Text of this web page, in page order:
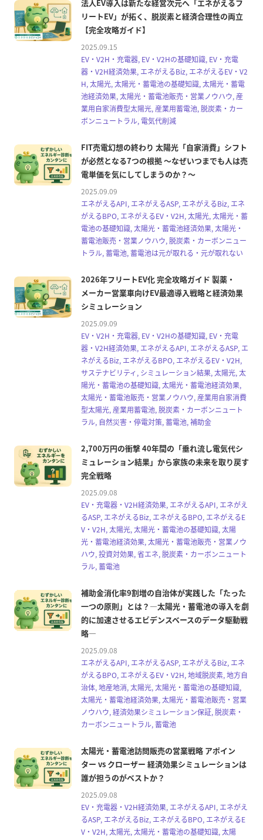
法人EV導入は新たな経営次元へ「エネがえるフ
リートEV」が拓く、脱炭素と経済合理性の両立
【完全攻略ガイド】
2025.09.15
EV・V2H・充電器, EV・V2Hの基礎知識, EV・充電
器・V2H経済効果, エネがえるBiz, エネがえるEV・V2
H, 太陽光, 太陽光・蓄電池の基礎知識, 太陽光・蓄電
池経済効果, 太陽光・蓄電池販売・営業ノウハウ, 産
業用自家消費型太陽光, 産業用蓄電池, 脱炭素・カー
ボンニュートラル, 電気代削減
FIT売電幻想の終わり 太陽光「自家消費」シフト
が必然となる7つの根拠 ～なぜいつまでも人は売
電単価を気にしてしまうのか？～
2025.09.09
エネがえるAPI, エネがえるASP, エネがえるBiz, エネ
がえるBPO, エネがえるEV・V2H, 太陽光, 太陽光・蓄
電池の基礎知識, 太陽光・蓄電池経済効果, 太陽光・
蓄電池販売・営業ノウハウ, 脱炭素・カーボンニュー
トラル, 蓄電池, 蓄電池は元が取れる・元が取れない
2026年フリートEV化 完全攻略ガイド 製薬・
メーカー営業車向けEV最適導入戦略と経済効果
シミュレーション
2025.09.09
EV・V2H・充電器, EV・V2Hの基礎知識, EV・充電
器・V2H経済効果, エネがえるAPI, エネがえるASP, エ
ネがえるBiz, エネがえるBPO, エネがえるEV・V2H,
サステナビリティ, シミュレーション結果, 太陽光, 太
陽光・蓄電池の基礎知識, 太陽光・蓄電池経済効果,
太陽光・蓄電池販売・営業ノウハウ, 産業用自家消費
型太陽光, 産業用蓄電池, 脱炭素・カーボンニュート
ラル, 自然災害・停電対策, 蓄電池, 補助金
2,700万円の衝撃 40年間の「垂れ流し電気代シ
ミュレーション結果」から家族の未来を取り戻す
完全戦略
2025.09.08
EV・充電器・V2H経済効果, エネがえるAPI, エネがえ
るASP, エネがえるBiz, エネがえるBPO, エネがえるE
V・V2H, 太陽光, 太陽光・蓄電池の基礎知識, 太陽
光・蓄電池経済効果, 太陽光・蓄電池販売・営業ノウ
ハウ, 投資対効果, 省エネ, 脱炭素・カーボンニュート
ラル, 蓄電池
補助金消化率9割増の自治体が実践した「たった
一つの原則」とは？―太陽光・蓄電池の導入を劇
的に加速させるエビデンスベースのデータ駆動戦
略―
2025.09.08
エネがえるAPI, エネがえるASP, エネがえるBiz, エネ
がえるBPO, エネがえるEV・V2H, 地域脱炭素, 地方自
治体, 地産地消, 太陽光, 太陽光・蓄電池の基礎知識,
太陽光・蓄電池経済効果, 太陽光・蓄電池販売・営業
ノウハウ, 経済効果シミュレーション保証, 脱炭素・
カーボンニュートラル, 蓄電池
太陽光・蓄電池訪問販売の営業戦略 アポイン
ター vs クローザー 経済効果シミュレーションは
誰が担うのがベストか？
2025.09.08
EV・充電器・V2H経済効果, エネがえるAPI, エネがえ
るASP, エネがえるBiz, エネがえるBPO, エネがえるE
V・V2H, 太陽光, 太陽光・蓄電池の基礎知識, 太陽